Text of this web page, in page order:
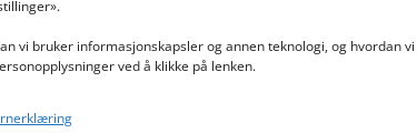
vi bruker informasjonskapsler og annen teknologi, og hvordan vi
ved å klikke på lenken.
996430022